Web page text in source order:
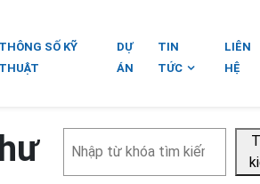
SỐ KỸ
DỰ
ÁN
TIN
TỨC
LIÊN
HỆ
kiếm